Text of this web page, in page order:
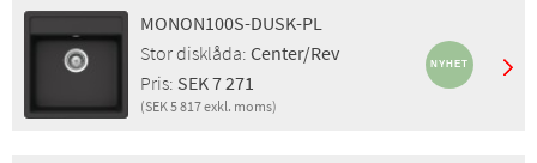
MONON100S-DUSK-PL
Stor disklåda: Center/Rev
Pris: SEK 7 271
(SEK 5 817 exkl. moms)